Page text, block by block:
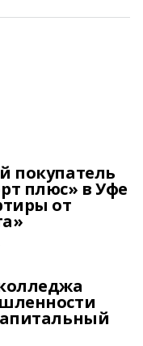
покупатель
плюс» в Уфе
от